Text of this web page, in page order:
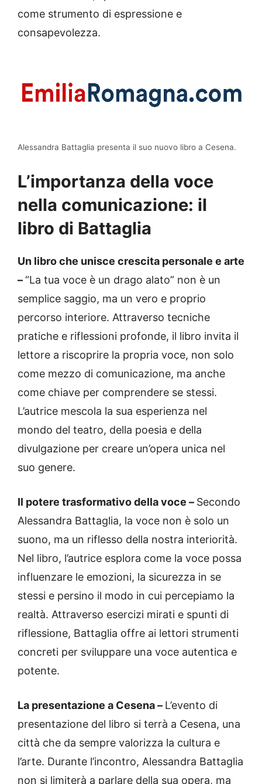
come strumento di espressione e
consapevolezza.
Alessandra Battaglia presenta il suo nuovo libro a Cesena.
L’importanza della voce
nella comunicazione: il
libro di Battaglia
Un libro che unisce crescita personale e arte
–“La tua voce è un drago alato” non è un
semplice saggio, ma un vero e proprio
percorso interiore. Attraverso tecniche
pratiche e riflessioni profonde, il libro invita il
lettore a riscoprire la propria voce, non solo
come mezzo di comunicazione, ma anche
come chiave per comprendere se stessi.
L’autrice mescola la sua esperienza nel
mondo del teatro, della poesia e della
divulgazione per creare un’opera unica nel
suo genere.
Il potere trasformativo della voce – Secondo
Alessandra Battaglia, la voce non è solo un
suono, ma un riflesso della nostra interiorità.
Nel libro, l’autrice esplora come la voce possa
influenzare le emozioni, la sicurezza in se
stessi e persino il modo in cui percepiamo la
realtà. Attraverso esercizi mirati e spunti di
riflessione, Battaglia offre ai lettori strumenti
concreti per sviluppare una voce autentica e
potente.
La presentazione a Cesena – L’evento di
presentazione del libro si terrà a Cesena, una
città che da sempre valorizza la cultura e
l’arte. Durante l’incontro, Alessandra Battaglia
non si limiterà a parlare della sua opera, ma